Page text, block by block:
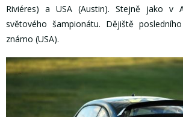
Riviéres) a USA (Austin). Stejně jako v
světového šampionátu. Dějiště
známo (USA).